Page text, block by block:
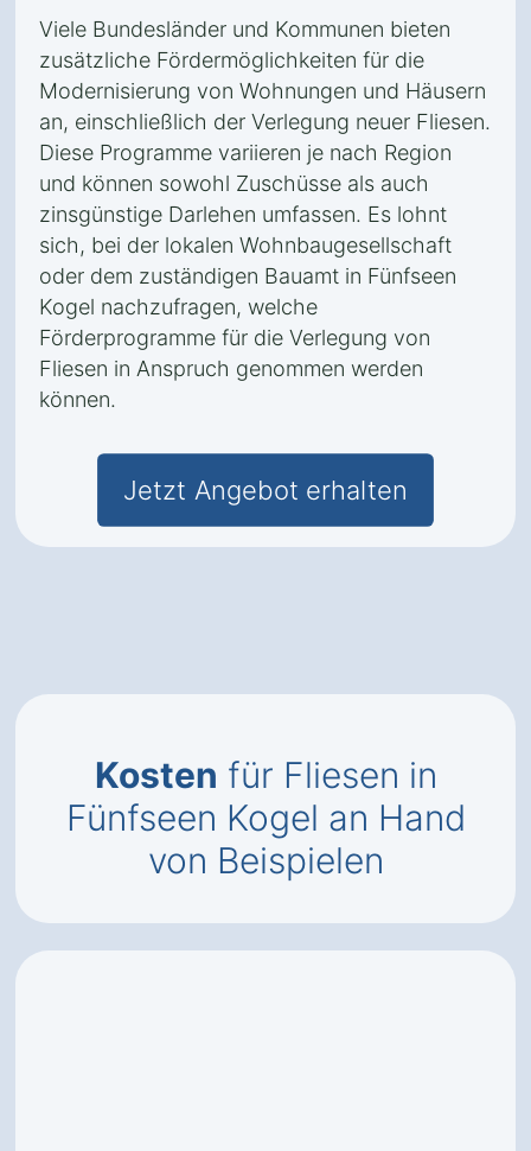
Viele Bundesländer und Kommunen bieten
zusätzliche Fördermöglichkeiten für die
Modernisierung von Wohnungen und Häusern
an, einschließlich der Verlegung neuer Fliesen.
Diese Programme variieren je nach Region
und können sowohl Zuschüsse als auch
zinsgünstige Darlehen umfassen. Es lohnt
sich, bei der lokalen Wohnbaugesellschaft
oder dem zuständigen Bauamt in Fünfseen
Kogel nachzufragen, welche
Förderprogramme für die Verlegung von
Fliesen in Anspruch genommen werden
können.
Jetzt Angebot erhalten
Kosten für Fliesen in
Fünfseen Kogel an Hand
von Beispielen